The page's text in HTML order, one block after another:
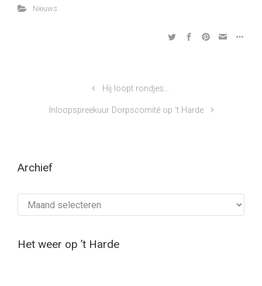
Nieuws
Hij loopt rondjes…
Inloopspreekuur Dorpscomité op ‘t Harde
Archief
Het weer op ’t Harde